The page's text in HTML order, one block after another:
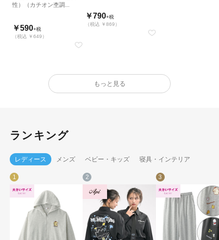
性）（カチオン杢調...
￥590+税
（税込 ￥649）
￥790+税
（税込 ￥869）
もっと見る
ランキング
レディース メンズ ベビー・キッズ 寝具・インテリア
1 2 3